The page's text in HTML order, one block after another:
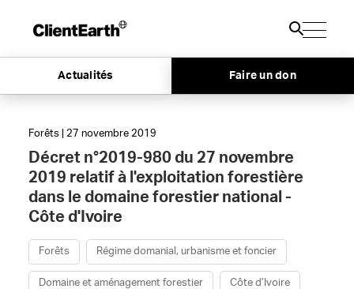
Actualités Faire un don
Forêts | 27 novembre 2019
Décret n°2019-980 du 27 novembre
2019 relatif à l'exploitation forestière
dans le domaine forestier national -
Côte d'Ivoire
Forêts Régime domanial, urbanisme et foncier
Domaine et aménagement forestier Côte d’Ivoire